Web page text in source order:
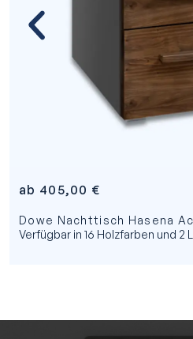
ab 405,00 €
Dowe Nachttisch Hasena
Verfügbar in 16 Holzfarben und 2